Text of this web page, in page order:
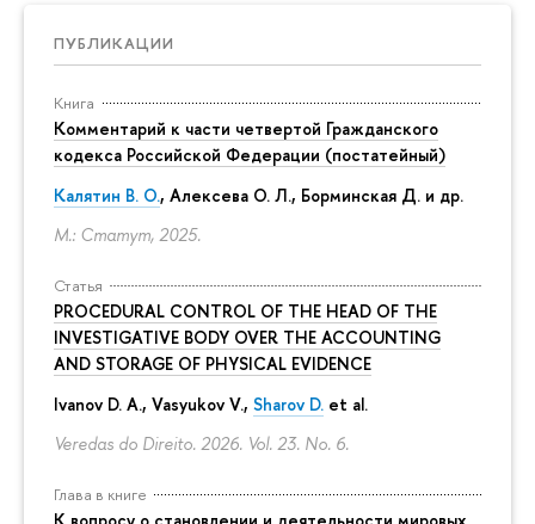
ПУБЛИКАЦИИ
Книга
Комментарий к части четвертой Гражданского
кодекса Российской Федерации (постатейный)
Калятин В. О., Алексева О. Л., Борминская Д. и др.
М.: Статут, 2025.
Статья
PROCEDURAL CONTROL OF THE HEAD OF THE
INVESTIGATIVE BODY OVER THE ACCOUNTING
AND STORAGE OF PHYSICAL EVIDENCE
Ivanov D. A., Vasyukov V., Sharov D. et al.
Veredas do Direito. 2026. Vol. 23. No. 6.
Глава в книге